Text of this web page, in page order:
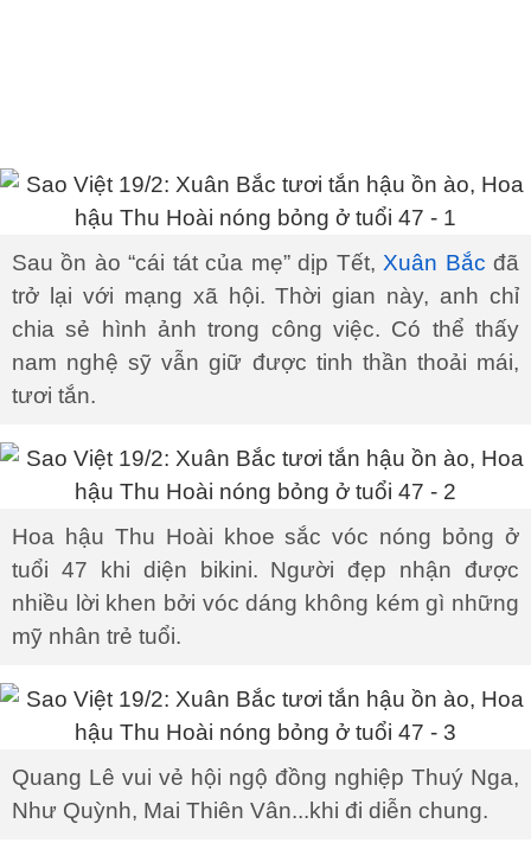
Sau ồn ào “cái tát của mẹ” dịp Tết, Xuân Bắc đã
trở lại với mạng xã hội. Thời gian này, anh chỉ
chia sẻ hình ảnh trong công việc. Có thể thấy
nam nghệ sỹ vẫn giữ được tinh thần thoải mái,
tươi tắn.
Hoa hậu Thu Hoài khoe sắc vóc nóng bỏng ở
tuổi 47 khi diện bikini. Người đẹp nhận được
nhiều lời khen bởi vóc dáng không kém gì những
mỹ nhân trẻ tuổi.
Quang Lê vui vẻ hội ngộ đồng nghiệp Thuý Nga,
Như Quỳnh, Mai Thiên Vân...khi đi diễn chung.